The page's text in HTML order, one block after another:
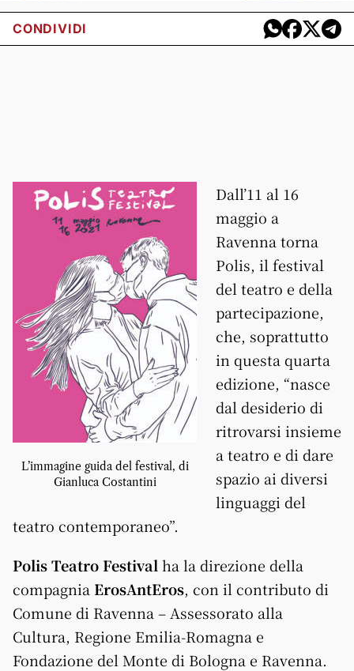
CONDIVIDI
L’immagine guida del festival, di
Gianluca Costantini
Dall’11 al 16
maggio a
Ravenna torna
Polis, il festival
del teatro e della
partecipazione,
che, soprattutto
in questa quarta
edizione, “nasce
dal desiderio di
ritrovarsi insieme
a teatro e di dare
spazio ai diversi
linguaggi del
teatro contemporaneo”.
Polis Teatro Festival ha la direzione della
compagnia ErosAntEros, con il contributo di
Comune di Ravenna – Assessorato alla
Cultura, Regione Emilia-Romagna e
Fondazione del Monte di Bologna e Ravenna.